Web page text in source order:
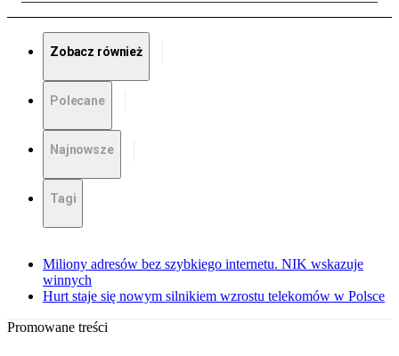
Zobacz również
Polecane
Najnowsze
Tagi
Miliony adresów bez szybkiego internetu. NIK wskazuje
winnych
Hurt staje się nowym silnikiem wzrostu telekomów w Polsce
Promowane treści